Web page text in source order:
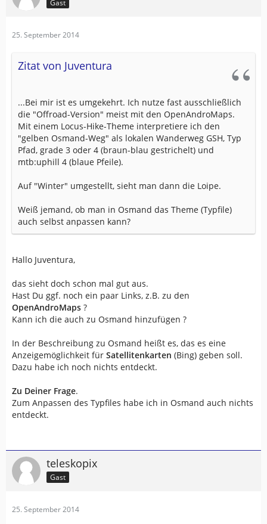
Gast
25. September 2014
Zitat von Juventura
...Bei mir ist es umgekehrt. Ich nutze fast ausschließlich
die "Offroad-Version" meist mit den OpenAndroMaps.
Mit einem Locus-Hike-Theme interpretiere ich den
"gelben Osmand-Weg" als lokalen Wanderweg GSH, Typ
Pfad, grade 3 oder 4 (braun-blau gestrichelt) und
mtb:uphill 4 (blaue Pfeile).
Auf "Winter" umgestellt, sieht man dann die Loipe.
Weiß jemand, ob man in Osmand das Theme (Typfile)
auch selbst anpassen kann?
Hallo Juventura,
das sieht doch schon mal gut aus.
Hast Du ggf. noch ein paar Links, z.B. zu den
OpenAndroMaps ?
Kann ich die auch zu Osmand hinzufügen ?
In der Beschreibung zu Osmand heißt es, das es eine
Anzeigemöglichkeit für Satellitenkarten (Bing) geben soll.
Dazu habe ich noch nichts entdeckt.
Zu Deiner Frage.
Zum Anpassen des Typfiles habe ich in Osmand auch nichts
entdeckt.
teleskopix
Gast
25. September 2014